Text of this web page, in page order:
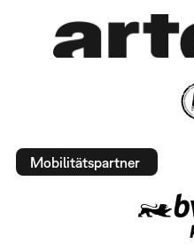
Mobilitätspartner